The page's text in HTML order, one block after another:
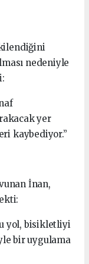
nedeniyle
yer
kaybediyor.”
İnan,
yol, bisikletliyi
bir uygulama